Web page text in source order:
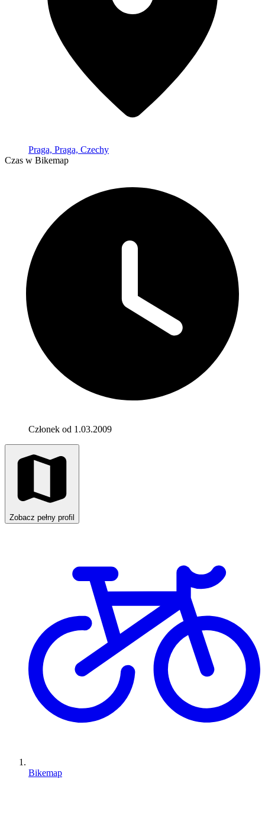
Praga, Praga, Czechy
Czas w Bikemap
Członek od 1.03.2009
Zobacz pełny profil
Bikemap